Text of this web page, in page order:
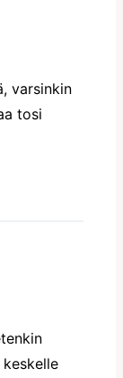
varsinkin
tosi